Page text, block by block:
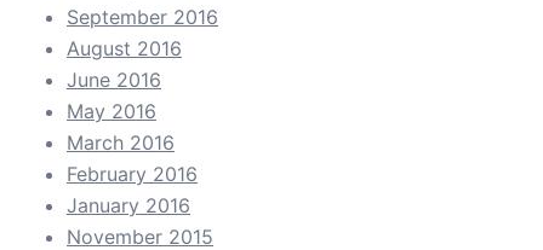
September 2016
August 2016
June 2016
May 2016
March 2016
February 2016
January 2016
November 2015